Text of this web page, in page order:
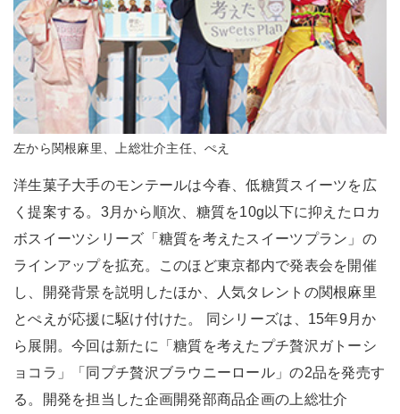
左から関根麻里、上総壮介主任、ぺえ
洋生菓子大手のモンテールは今春、低糖質スイーツを広
く提案する。3月から順次、糖質を10g以下に抑えたロカ
ボスイーツシリーズ「糖質を考えたスイーツプラン」の
ラインアップを拡充。このほど東京都内で発表会を開催
し、開発背景を説明したほか、人気タレントの関根麻里
とぺえが応援に駆け付けた。 同シリーズは、15年9月か
ら展開。今回は新たに「糖質を考えたプチ贅沢ガトーシ
ョコラ」「同プチ贅沢ブラウニーロール」の2品を発売す
る。開発を担当した企画開発部商品企画の上総壮介